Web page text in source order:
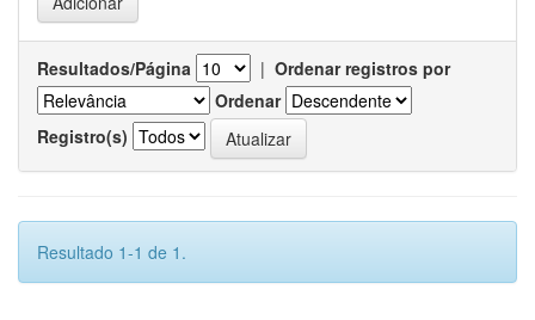
Resultados/Página | Ordenar registros por
Ordenar
Registro(s)
Resultado 1-1 de 1.